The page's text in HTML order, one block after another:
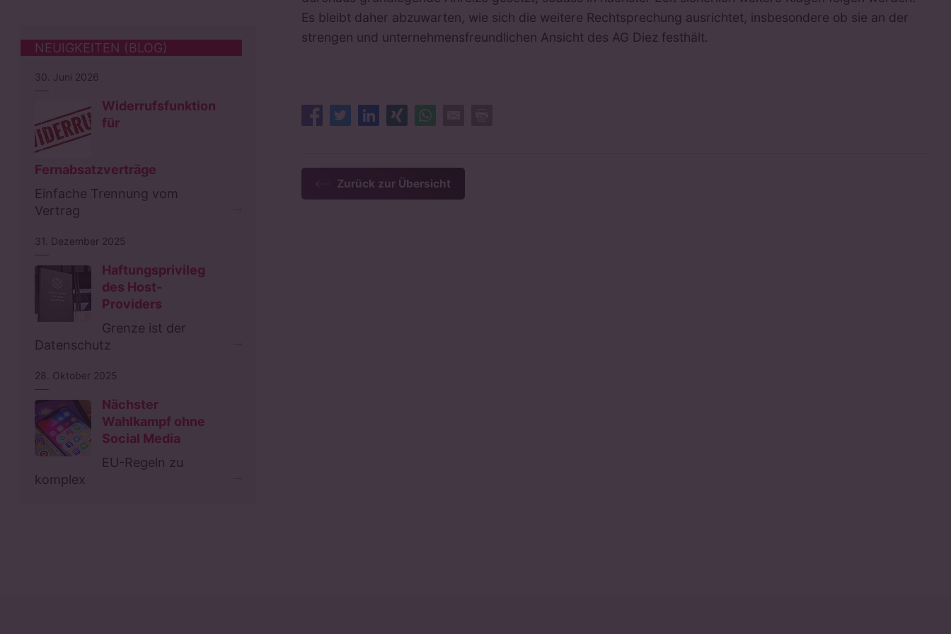
Es bleibt daher abzuwarten, wie sich die weitere Rechtsprechung ausrichtet, insbesondere ob sie an der
strengen und unternehmensfreundlichen Ansicht des AG Diez festhält.
FacebookTwitterLinkedIn
XING
Zurück zur Übersicht
NEUIGKEITEN (BLOG)
30. Juni 2026
Widerrufsfunktion
für
Fernabsatzverträge
Einfache Trennung vom
Vertrag
31. Dezember 2025
Haftungsprivileg
des Host-
Providers
Grenze ist der
Datenschutz
28. Oktober 2025
Nächster
Wahlkampf ohne
Social Media
EU-Regeln zu
komplex